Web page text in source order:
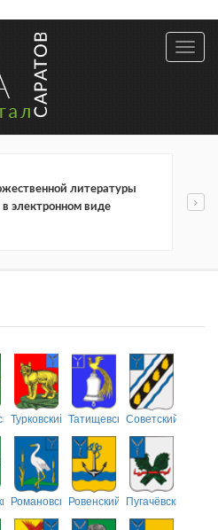
литературы
в электронном виде
Турковский ТатищевскийСоветский
РомановскийРовенский Пугачёвский